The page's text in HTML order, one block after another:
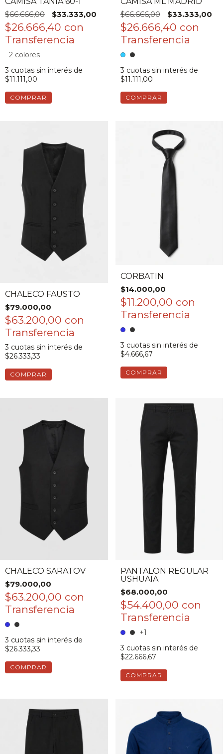
$66.666,00
$33.333,00
$26.666,40 con
2 colores
3 cuotas sin interés de
$11.111,00
COMPRAR
$66.666,00
$33.333,00
$26.666,40 con
3 cuotas sin interés de
$11.111,00
COMPRAR
CHALECO FAUSTO
$79.000,00
$63.200,00 con
3 cuotas sin interés de
$26.333,33
COMPRAR
CORBATIN
$14.000,00
$11.200,00 con
3 cuotas sin interés de
$4.666,67
COMPRAR
CHALECO SARATOV
$79.000,00
$63.200,00 con
3 cuotas sin interés de
$26.333,33
COMPRAR
PANTALON REGULAR
USHUAIA
$68.000,00
$54.400,00 con
+1
3 cuotas sin interés de
$22.666,67
COMPRAR